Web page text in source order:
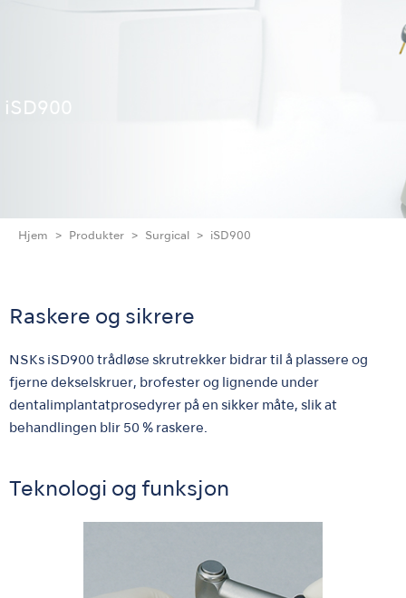
iSD900
Hjem Produkter Surgical iSD900
Raskere og sikrere
NSKs iSD900 trådløse skrutrekker bidrar til å plassere og
fjerne dekselskruer, brofester og lignende under
dentalimplantatprosedyrer på en sikker måte, slik at
behandlingen blir 50 % raskere.
Teknologi og funksjon